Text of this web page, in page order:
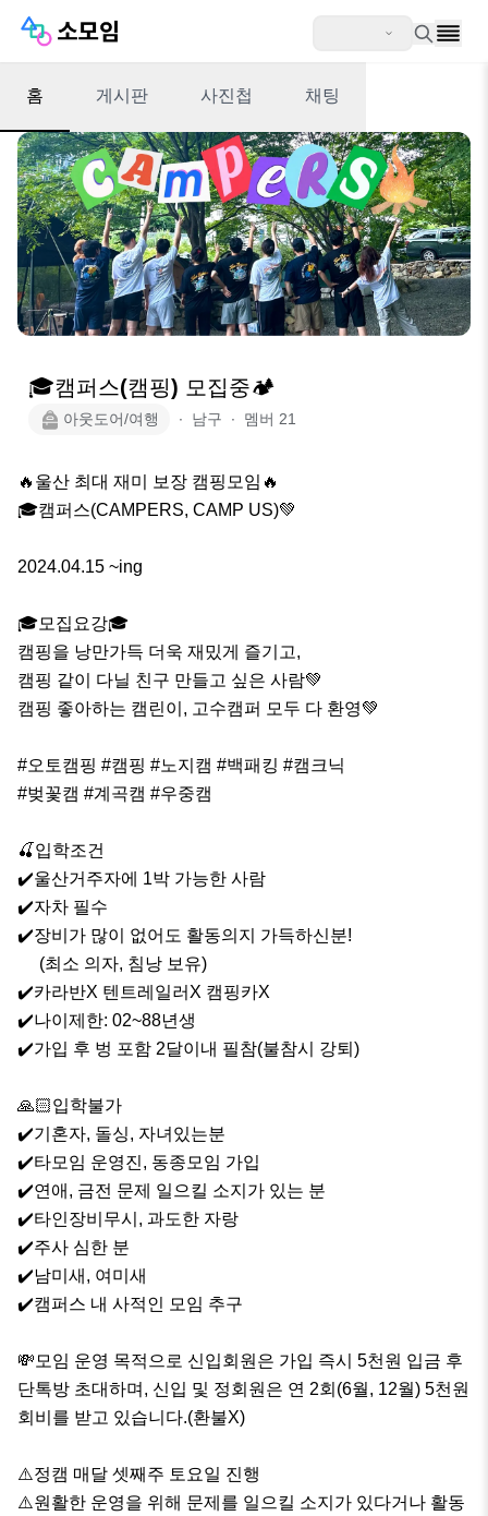
홈 게시판 사진첩 채팅
🎓캠퍼스(캠핑) 모집중🏕️
아웃도어/여행 ∙ 남구 ∙ 멤버 21
🔥울산 최대 재미 보장 캠핑모임🔥
🎓캠퍼스(CAMPERS, CAMP US)💚
2024.04.15 ~ing
🎓모집요강🎓
캠핑을 낭만가득 더욱 재밌게 즐기고,
캠핑 같이 다닐 친구 만들고 싶은 사람💚
캠핑 좋아하는 캠린이, 고수캠퍼 모두 다 환영💚
#오토캠핑 #캠핑 #노지캠 #백패킹 #캠크닉
#벚꽃캠 #계곡캠 #우중캠
🍒입학조건
✔️울산거주자에 1박 가능한 사람
✔️자차 필수
✔️장비가 많이 없어도 활동의지 가득하신분!
✔️카라반X 텐트레일러X 캠핑카X
✔️나이제한: 02~88년생
✔️가입 후 벙 포함 2달이내 필참(불참시 강퇴)
🙏🏻입학불가
✔️기혼자, 돌싱, 자녀있는분
✔️타모임 운영진, 동종모임 가입
✔️연애, 금전 문제 일으킬 소지가 있는 분
✔️타인장비무시, 과도한 자랑
✔️주사 심한 분
✔️남미새, 여미새
✔️캠퍼스 내 사적인 모임 추구
💸모임 운영 목적으로 신입회원은 가입 즉시 5천원 입금 후
단톡방 초대하며, 신입 및 정회원은 연 2회(6월, 12월) 5천원
회비를 받고 있습니다.(환불X)
⚠️정캠 매달 셋째주 토요일 진행
⚠️원활한 운영을 위해 문제를 일으킬 소지가 있다거나 활동